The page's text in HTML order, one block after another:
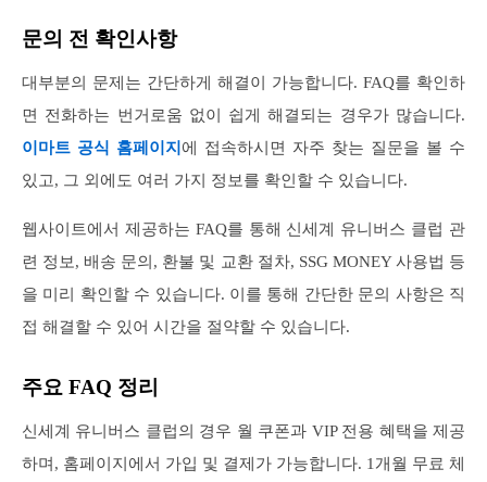
문의 전 확인사항
대부분의 문제는 간단하게 해결이 가능합니다. FAQ를 확인하
면 전화하는 번거로움 없이 쉽게 해결되는 경우가 많습니다.
이마트 공식 홈페이지 에 접속하시면 자주 찾는 질문을 볼 수
있고, 그 외에도 여러 가지 정보를 확인할 수 있습니다.
웹사이트에서 제공하는 FAQ를 통해 신세계 유니버스 클럽 관
련 정보, 배송 문의, 환불 및 교환 절차, SSG MONEY 사용법 등
을 미리 확인할 수 있습니다. 이를 통해 간단한 문의 사항은 직
접 해결할 수 있어 시간을 절약할 수 있습니다.
주요 FAQ 정리
신세계 유니버스 클럽의 경우 월 쿠폰과 VIP 전용 혜택을 제공
하며, 홈페이지에서 가입 및 결제가 가능합니다. 1개월 무료 체